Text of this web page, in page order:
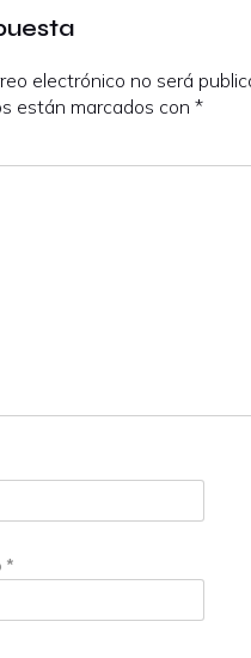
electrónico no será
están marcados con *
*